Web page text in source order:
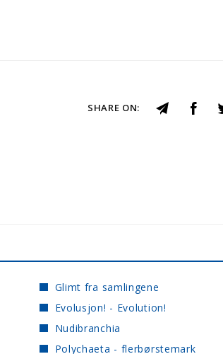
SHARE ON:
Glimt fra samlingene
Evolusjon! - Evolution!
Nudibranchia
Polychaeta - flerbørstemark